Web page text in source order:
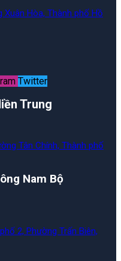
Xuân Hòa, Thành phố Hồ
Twitter
Trung
Tân Chính, Thành phố
Nam Bộ
2, Phường Trấn Biên,